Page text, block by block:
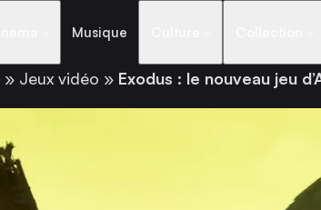
Musique
» Jeux vidéo » Exodus : le nouveau jeu